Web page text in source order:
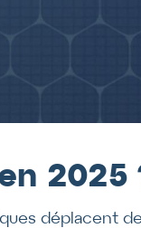
2025
déplacent